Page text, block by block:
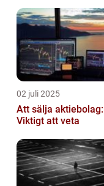
02 juli 2025
Att sälja aktiebolag:
Viktigt att veta